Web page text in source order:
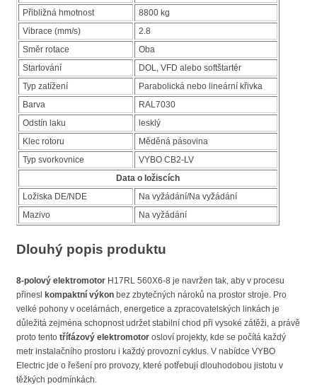
Přibližná hmotnost
8800 kg
Vibrace (mm/s)
2.8
Směr rotace
Oba
Startování
DOL, VFD alebo softštartér
Typ zatížení
Parabolická nebo lineární křivka
Barva
RAL7030
Odstín laku
lesklý
Klec rotoru
Měděná pásovina
Typ svorkovnice
VYBO CB2-LV
Data o ložiscích
Ložiska DE/NDE
Na vyžádání/Na vyžádání
Mazivo
Na vyžádání
Dlouhý popis produktu
8-polový elektromotor H17RL 560X6-8 je navržen tak, aby v procesu
přinesl kompaktní výkon bez zbytečných nároků na prostor stroje. Pro
velké pohony v ocelárnách, energetice a zpracovatelských linkách je
důležitá zejména schopnost udržet stabilní chod při vysoké zátěži, a právě
proto tento třífázový elektromotor osloví projekty, kde se počítá každý
metr instalačního prostoru i každý provozní cyklus. V nabídce VYBO
Electric jde o řešení pro provozy, které potřebují dlouhodobou jistotu v
těžkých podmínkách.